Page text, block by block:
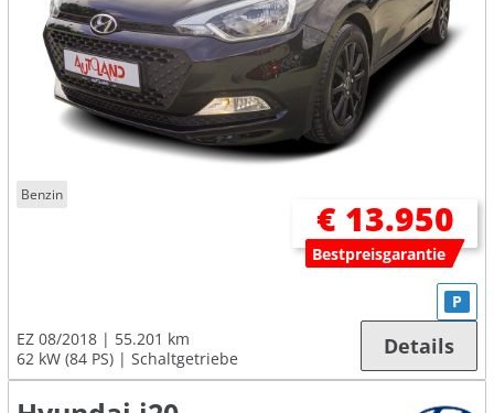
Benzin
€ 13.950
Bestpreisgarantie
EZ 08/2018
55.201 km
62 kW (84 PS)
Schaltgetriebe
P
Details